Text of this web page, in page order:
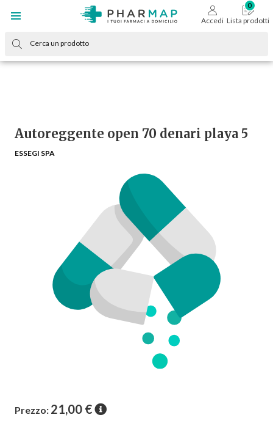
Accedi Lista prodotti
Autoreggente open 70 denari playa 5
ESSEGI SPA
Prezzo: 21,00 €